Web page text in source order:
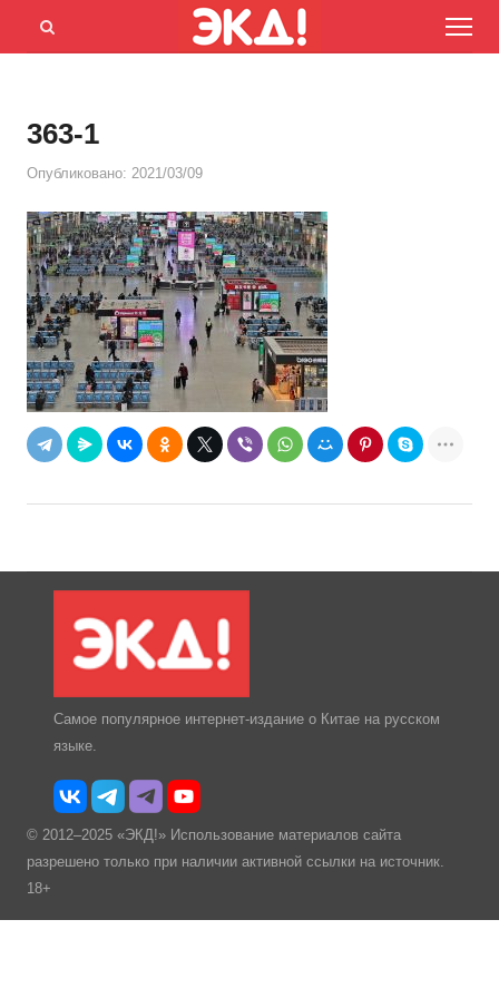
Menu
Открыть
363-1
Опубликовано: 2021/03/09
Самое популярное интернет-издание о Китае на русском
языке.
© 2012–2025 «ЭКД!» Использование материалов сайта
разрешено только при наличии активной ссылки на источник.
18+